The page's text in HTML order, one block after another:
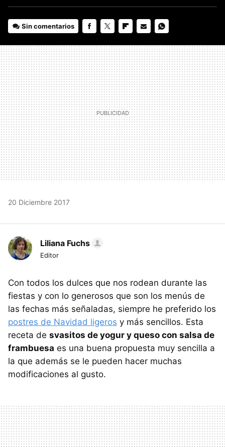
Sin comentarios
MAIL
20 Diciembre 2017
Liliana Fuchs
Editor
Con todos los dulces que nos rodean durante las
fiestas y con lo generosos que son los menús de
las fechas más señaladas, siempre he preferido los
postres de Navidad ligeros y más sencillos. Esta
receta de svasitos de yogur y queso con salsa de
frambuesa es una buena propuesta muy sencilla a
la que además se le pueden hacer muchas
modificaciones al gusto.